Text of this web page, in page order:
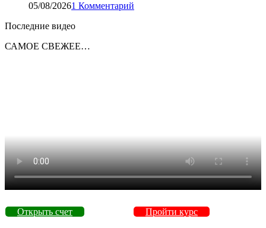
05/08/20261 Комментарий
Последние видео
САМОЕ СВЕЖЕЕ…
Открыть счет Пройти курс